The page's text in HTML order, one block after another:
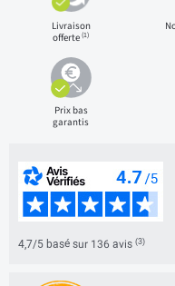
Livraison
offerte(1)
Prix bas
garantis
4,7/5 basé sur 136 avis (3)